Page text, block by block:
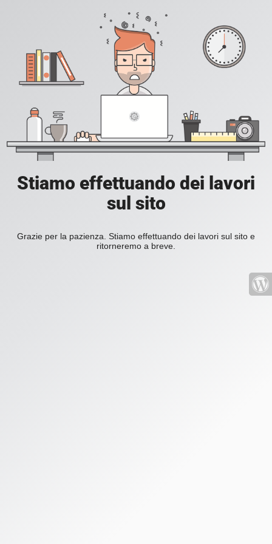
Stiamo effettuando dei lavori
sul sito
Grazie per la pazienza. Stiamo effettuando dei lavori sul sito e
ritorneremo a breve.